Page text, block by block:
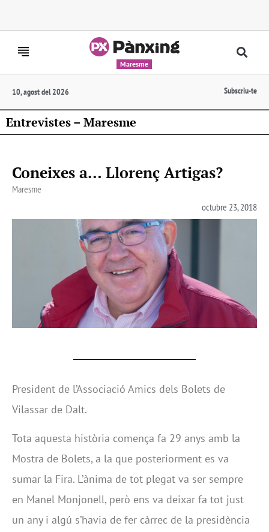
Maresme
10, agost del 2026 Subscriu-te
Entrevistes – Maresme
Coneixes a… Llorenç Artigas?
Maresme
octubre 23, 2018
President de l’Associació Amics dels Bolets de
Vilassar de Dalt.
Tota aquesta història comença fa 29 anys amb la
Mostra de Bolets, a la que posteriorment es va
sumar la Fira. L’ànima de tot plegat va ser sempre
en Manel Monjonell, però ens va deixar fa tot just
un any i algú s’havia de fer càrrec de la presidència